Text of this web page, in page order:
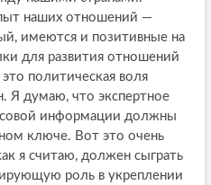
наших отношений —
имеются и позитивные на
для развития отношений
политическая воля
Я думаю, что экспертное
информации должны
ключе. Вот это очень
я считаю, должен сыграть
роль в укреплении